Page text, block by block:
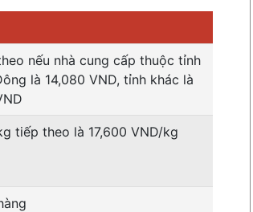
nếu nhà cung cấp thuộc tỉnh
là 14,080 VND, tỉnh khác là
tiếp theo là 17,600 VND/kg